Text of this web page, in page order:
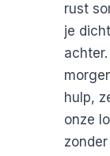
rust
je
hulp,
onze